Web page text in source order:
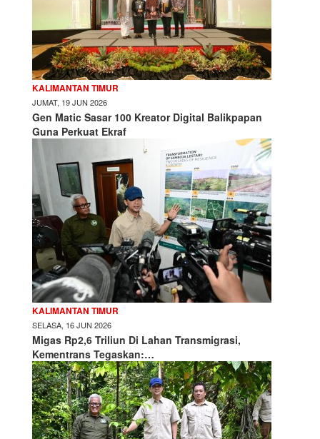
KALIMANTAN TIMUR
JUMAT, 19 JUN 2026
Gen Matic Sasar 100 Kreator Digital Balikpapan
Guna Perkuat Ekraf
KALIMANTAN TIMUR
SELASA, 16 JUN 2026
Migas Rp2,6 Triliun Di Lahan Transmigrasi,
Kementrans Tegaskan:…